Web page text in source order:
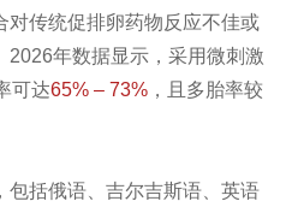
对传统促排卵药物反应不佳或
2026年数据显示，采用微刺激
可达65% – 73%，且多胎率较
包括俄语、吉尔吉斯语、英语